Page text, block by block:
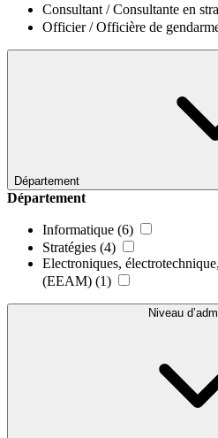
Consultant / Consultante en
Officier / Officière de
Département
Département
Informatique (6)
Stratégies (4)
Electroniques,
(EEAM) (1)
Niveau